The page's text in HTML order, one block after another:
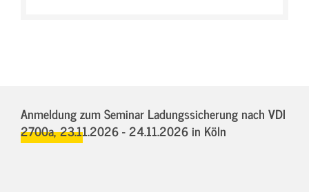
Anmeldung zum Seminar Ladungssicherung nach VDI
2700a,23.11.2026 - 24.11.2026in Köln